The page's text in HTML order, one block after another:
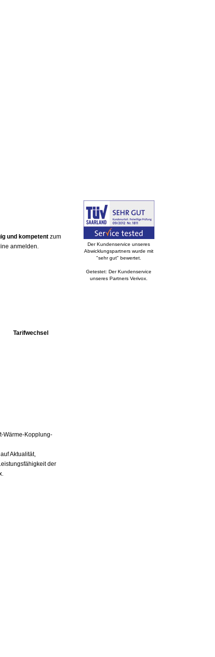
und kompetent zum
anmelden.
Tarifwechsel
Wärme-Kopplung-
Aktualität,
der
Der Kundenservice unseres
Abwicklungspartners wurde mit
"sehr gut" bewertet.
Getestet: Der Kundenservice
unseres Partners Verivox.